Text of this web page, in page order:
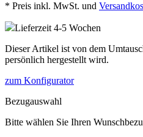
* Preis inkl. MwSt. und
Lieferzeit 4-5 Wochen
Dieser Artikel ist von dem
persönlich hergestellt wird.
zum Konfigurator
Bezugauswahl
Bitte wählen Sie Ihren